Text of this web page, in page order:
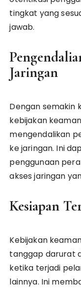
tingkat yang
jawab.
Jaringan
Dengan semakin
kebijakan
mengendalikan
ke jaringan. Ini
penggunaan
akses jaringan
Kesiapan
Kebijakan
tanggap darurat
ketika terjadi
lainnya. Ini